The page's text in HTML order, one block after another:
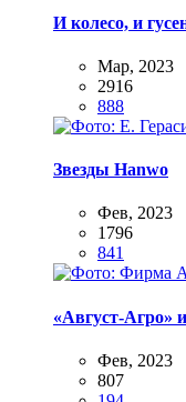
И колесо, и
Мар, 2023
2916
888
Звезды Hanwo
Фев, 2023
1796
841
«Август-Агро»
Фев, 2023
807